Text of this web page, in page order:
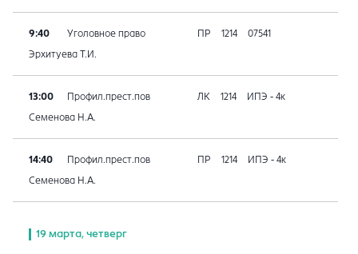
9:40 Уголовное право ПР 1214 07541
Эрхитуева Т.И.
13:00 Профил.прест.пов ЛК 1214 ИПЭ - 4к
Семенова Н.А.
14:40 Профил.прест.пов ПР 1214 ИПЭ - 4к
Семенова Н.А.
19 марта, четверг